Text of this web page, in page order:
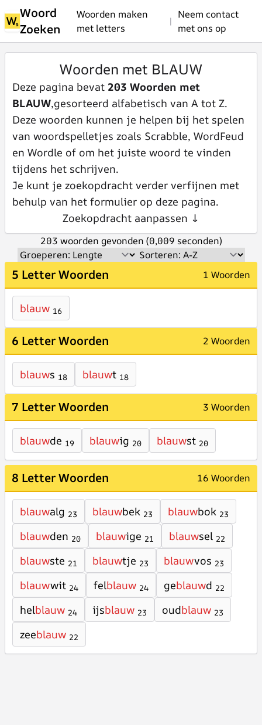
Woord
Zoeken
Woorden maken
met letters
|
Neem contact
met ons op
Woorden met BLAUW
Deze pagina bevat 203 Woorden met
BLAUW,gesorteerd alfabetisch van A tot Z.
Deze woorden kunnen je helpen bij het spelen
van woordspelletjes zoals Scrabble, WordFeud
en Wordle of om het juiste woord te vinden
tijdens het schrijven.
Je kunt je zoekopdracht verder verfijnen met
behulp van het formulier op deze pagina.
Zoekopdracht aanpassen ↓
203 woorden gevonden (0,009 seconden)
5 Letter Woorden 1 Woorden
blauw 16
6 Letter Woorden 2 Woorden
blauws 18 blauwt 18
7 Letter Woorden 3 Woorden
blauwde 19 blauwig 20 blauwst 20
8 Letter Woorden 16 Woorden
blauwalg 23 blauwbek 23 blauwbok 23
blauwden 20 blauwige 21 blauwsel 22
blauwste 21 blauwtje 23 blauwvos 23
blauwwit 24 felblauw 24 geblauwd 22
helblauw 24 ijsblauw 23 oudblauw 23
zeeblauw 22